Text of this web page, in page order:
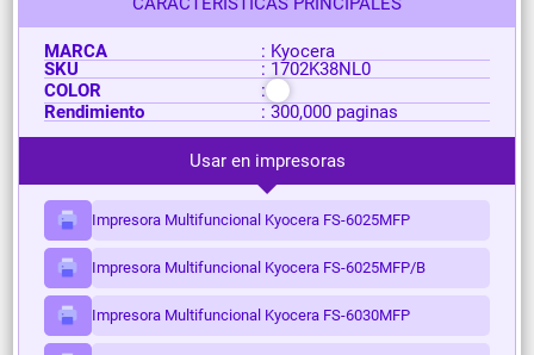
MARCA
: Kyocera
SKU
: 1702K38NL0
COLOR
:
Rendimiento
: 300,000 paginas
Usar en impresoras
Impresora Multifuncional Kyocera FS-6025MFP
Impresora Multifuncional Kyocera FS-6025MFP/B
Impresora Multifuncional Kyocera FS-6030MFP